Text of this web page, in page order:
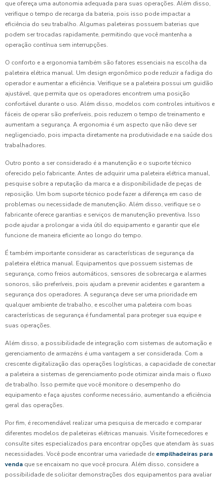
que ofereça uma autonomia adequada para suas operações. Além disso,
verifique o tempo de recarga da bateria, pois isso pode impactar a
eficiência do seu trabalho. Algumas paleteiras possuem baterias que
podem ser trocadas rapidamente, permitindo que você mantenha a
operação contínua sem interrupções.
O conforto e a ergonomia também são fatores essenciais na escolha da
paleteira elétrica manual. Um design ergonômico pode reduzir a fadiga do
operador e aumentar a eficiência. Verifique se a paleteira possui um guidão
ajustável, que permita que os operadores encontrem uma posição
confortável durante o uso. Além disso, modelos com controles intuitivos e
fáceis de operar são preferíveis, pois reduzem o tempo de treinamento e
aumentam a segurança. A ergonomia é um aspecto que não deve ser
negligenciado, pois impacta diretamente na produtividade e na saúde dos
trabalhadores.
Outro ponto a ser considerado é a manutenção e o suporte técnico
oferecido pelo fabricante. Antes de adquirir uma paleteira elétrica manual,
pesquise sobre a reputação da marca e a disponibilidade de peças de
reposição. Um bom suporte técnico pode fazer a diferença em caso de
problemas ou necessidade de manutenção. Além disso, verifique se o
fabricante oferece garantias e serviços de manutenção preventiva. Isso
pode ajudar a prolongar a vida útil do equipamento e garantir que ele
funcione de maneira eficiente ao longo do tempo.
É também importante considerar as características de segurança da
paleteira elétrica manual. Equipamentos que possuem sistemas de
segurança, como freios automáticos, sensores de sobrecarga e alarmes
sonoros, são preferíveis, pois ajudam a prevenir acidentes e garantem a
segurança dos operadores. A segurança deve ser uma prioridade em
qualquer ambiente de trabalho, e escolher uma paleteira com boas
características de segurança é fundamental para proteger sua equipe e
suas operações.
Além disso, a possibilidade de integração com sistemas de automação e
gerenciamento de armazéns é uma vantagem a ser considerada. Com a
crescente digitalização das operações logísticas, a capacidade de conectar
a paleteira a sistemas de gerenciamento pode otimizar ainda mais o fluxo
de trabalho. Isso permite que você monitore o desempenho do
equipamento e faça ajustes conforme necessário, aumentando a eficiência
geral das operações.
Por fim, é recomendável realizar uma pesquisa de mercado e comparar
diferentes modelos de paleteiras elétricas manuais. Visite fornecedores e
consulte sites especializados para encontrar opções que atendam às suas
necessidades. Você pode encontrar uma variedade de empilhadeiras para
venda que se encaixam no que você procura. Além disso, considere a
possibilidade de solicitar demonstrações dos equipamentos para avaliar